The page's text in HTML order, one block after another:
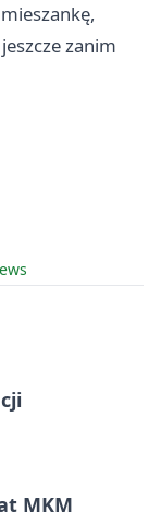
zanim
MKM